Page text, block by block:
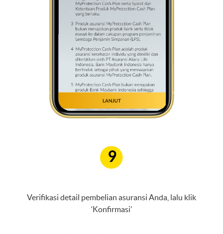
9
Verifikasi detail pembelian asuransi Anda, lalu klik
‘Konfirmasi’